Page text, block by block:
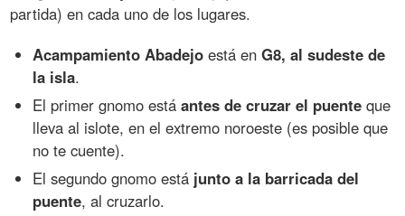
partida) en cada uno de los lugares.
Acampamiento Abadejo está enG8, al sudeste de
la isla.
El primer gnomo estáantes de cruzar el puente que
lleva al islote, en el extremo noroeste (es posible que
no te cuente).
El segundo gnomo está junto a la barricada del
puente, al cruzarlo.